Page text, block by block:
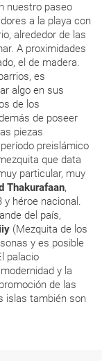
nuestro paseo
a la playa con
alrededor de las
A proximidades
el de madera.
es
algo en sus
de los
de poseer
piezas
preislámico
que data
particular, muy
Thakurafaan,
y héroe nacional.
del país,
(Mezquita de los
y es posible
palacio
y la
de las
islas también son